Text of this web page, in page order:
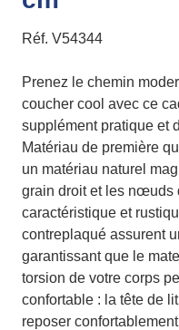
Réf. V54344
Prenez le chemin
coucher cool avec ce
supplément pratique et
Matériau de première
un matériau naturel
grain droit et les nœuds
caractéristique et
contreplaqué assurent
garantissant que le
torsion de votre corps
confortable : la tête de
reposer